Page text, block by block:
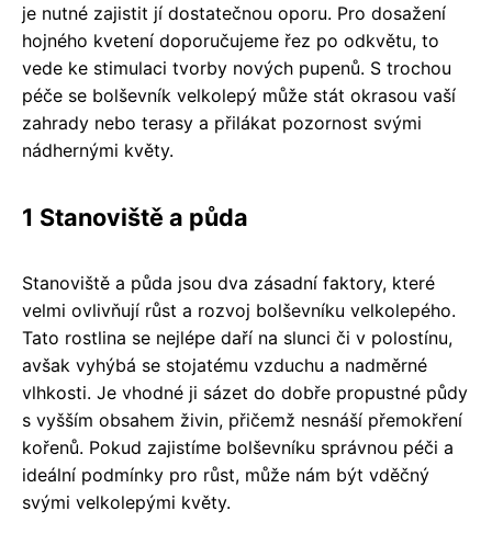
je nutné zajistit jí dostatečnou oporu. Pro dosažení
hojného kvetení doporučujeme řez po odkvětu, to
vede ke stimulaci tvorby nových pupenů. S trochou
péče se bolševník velkolepý může stát okrasou vaší
zahrady nebo terasy a přilákat pozornost svými
nádhernými květy.
1 Stanoviště a půda
Stanoviště a půda jsou dva zásadní faktory, které
velmi ovlivňují růst a rozvoj bolševníku velkolepého.
Tato rostlina se nejlépe daří na slunci či v polostínu,
avšak vyhýbá se stojatému vzduchu a nadměrné
vlhkosti. Je vhodné ji sázet do dobře propustné půdy
s vyšším obsahem živin, přičemž nesnáší přemokření
kořenů. Pokud zajistíme bolševníku správnou péči a
ideální podmínky pro růst, může nám být vděčný
svými velkolepými květy.